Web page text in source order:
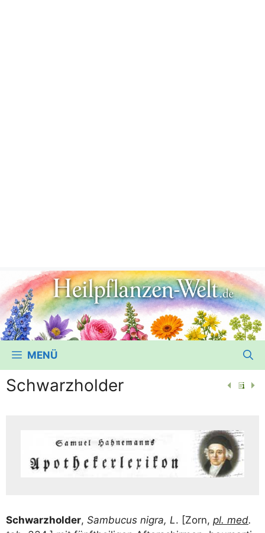
MENÜ
Schwarzholder
Schwarz­hol­der, Sam­bu­cus nigra, L. [Zorn, pl. med.